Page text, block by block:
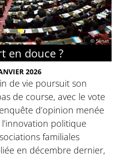
© Sénat
en douce ?
2026
de vie poursuit son
de course, avec le vote
d’opinion menée
politique
familiales
en décembre dernier,